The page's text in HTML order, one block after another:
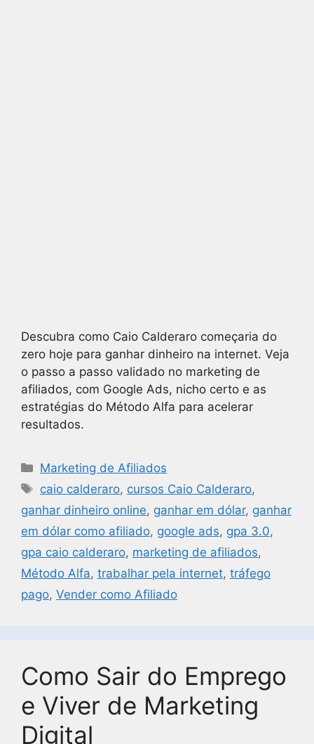
Descubra como Caio Calderaro começaria do
zero hoje para ganhar dinheiro na internet. Veja
o passo a passo validado no marketing de
afiliados, com Google Ads, nicho certo e as
estratégias do Método Alfa para acelerar
resultados.
Marketing de Afiliados
caio calderaro, cursos Caio Calderaro,
ganhar dinheiro online, ganhar em dólar, ganhar
em dólar como afiliado, google ads, gpa 3.0,
gpa caio calderaro, marketing de afiliados,
Método Alfa, trabalhar pela internet, tráfego
pago, Vender como Afiliado
Como Sair do Emprego
e Viver de Marketing
Digital